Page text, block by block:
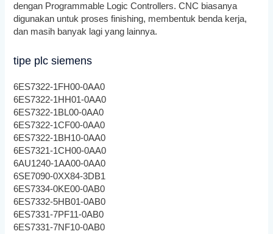
dengan Programmable Logic Controllers. CNC biasanya
digunakan untuk proses finishing, membentuk benda kerja,
dan masih banyak lagi yang lainnya.
tipe plc siemens
6ES7322-1FH00-0AA0
6ES7322-1HH01-0AA0
6ES7322-1BL00-0AA0
6ES7322-1CF00-0AA0
6ES7322-1BH10-0AA0
6ES7321-1CH00-0AA0
6AU1240-1AA00-0AA0
6SE7090-0XX84-3DB1
6ES7334-0KE00-0AB0
6ES7332-5HB01-0AB0
6ES7331-7PF11-0AB0
6ES7331-7NF10-0AB0